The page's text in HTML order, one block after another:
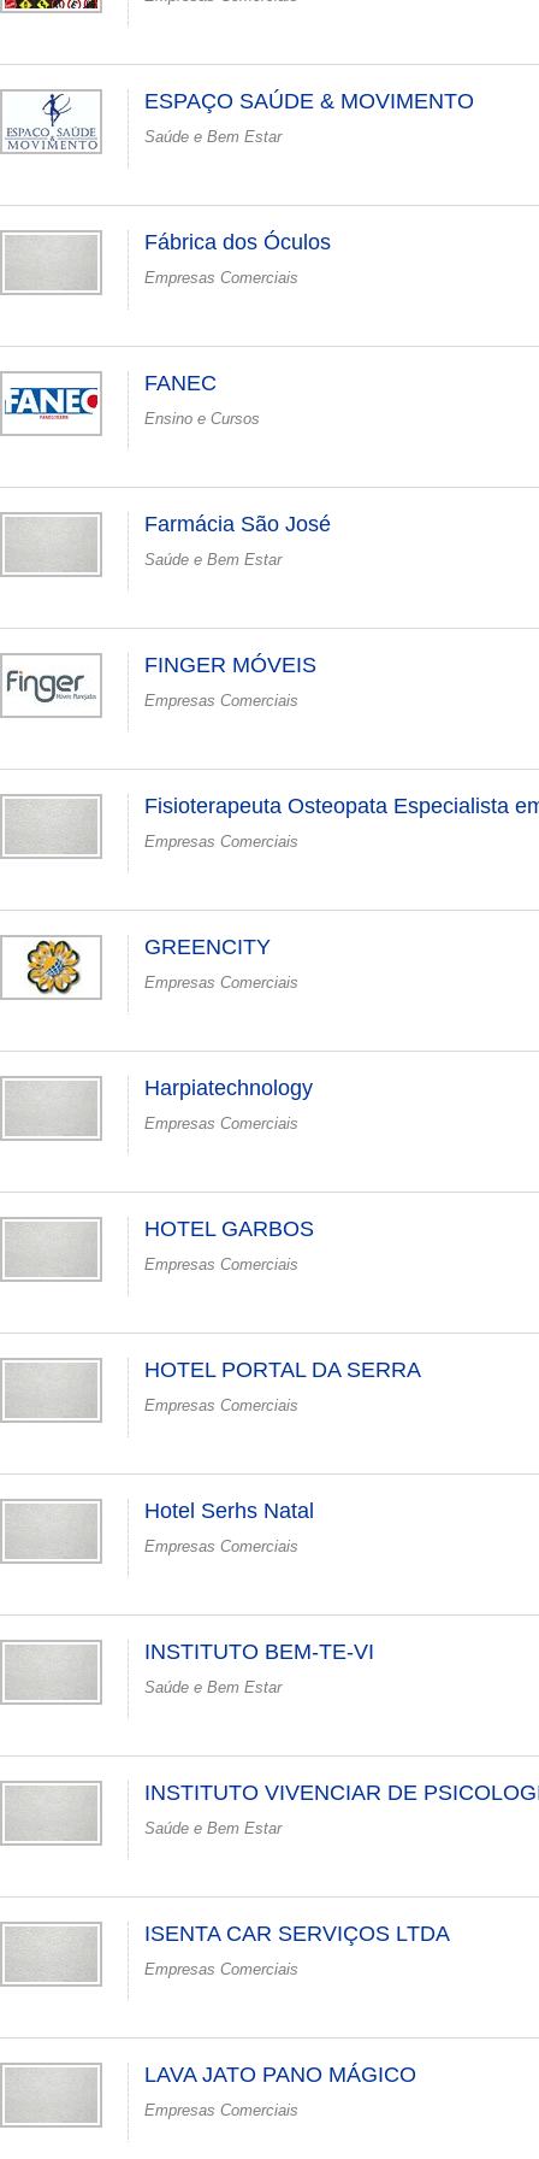
ESPAÇO SAÚDE & MOVIMENTO
Saúde e Bem Estar
Fábrica dos Óculos
Empresas Comerciais
FANEC
Ensino e Cursos
Farmácia São José
Saúde e Bem Estar
FINGER MÓVEIS
Empresas Comerciais
Fisioterapeuta Osteopata Especialista
Empresas Comerciais
GREENCITY
Empresas Comerciais
Harpiatechnology
Empresas Comerciais
HOTEL GARBOS
Empresas Comerciais
HOTEL PORTAL DA SERRA
Empresas Comerciais
Hotel Serhs Natal
Empresas Comerciais
INSTITUTO BEM-TE-VI
Saúde e Bem Estar
INSTITUTO VIVENCIAR DE
Saúde e Bem Estar
ISENTA CAR SERVIÇOS LTDA
Empresas Comerciais
LAVA JATO PANO MÁGICO
Empresas Comerciais